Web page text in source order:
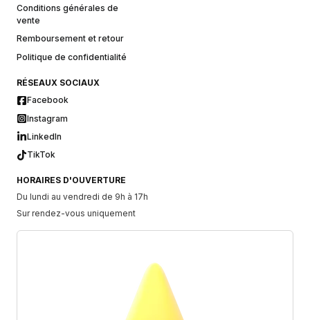
Conditions générales de
vente
Remboursement et retour
Politique de confidentialité
RÉSEAUX SOCIAUX
Facebook
Instagram
LinkedIn
TikTok
HORAIRES D'OUVERTURE
Du lundi au vendredi de 9h à 17h
Sur rendez-vous uniquement